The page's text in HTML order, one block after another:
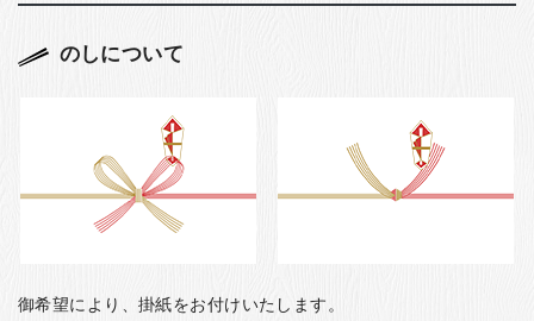
のしについて
御希望により、掛紙をお付けいたします。